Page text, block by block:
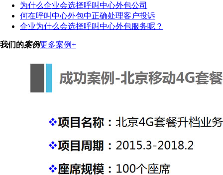
为什么企业会选择呼叫中心外包公司
何在呼叫中心外包中正确处理客户投诉
企业为什么会选择呼叫中心外包服务呢？
我们的案例更多案例+